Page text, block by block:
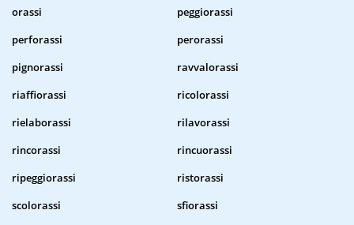
orassi
peggiorassi
perforassi
perorassi
pignorassi
ravvalorassi
riaffiorassi
ricolorassi
rielaborassi
rilavorassi
rincorassi
rincuorassi
ripeggiorassi
ristorassi
scolorassi
sfiorassi